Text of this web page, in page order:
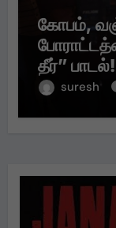
கோபம்,
தீர்” பாடல்!
suresh